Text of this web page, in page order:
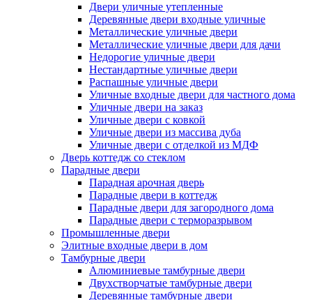
Двери уличные утепленные
Деревянные двери входные уличные
Металлические уличные двери
Металлические уличные двери для дачи
Недорогие уличные двери
Нестандартные уличные двери
Распашные уличные двери
Уличные входные двери для частного дома
Уличные двери на заказ
Уличные двери с ковкой
Уличные двери из массива дуба
Уличные двери с отделкой из МДФ
Дверь коттедж со стеклом
Парадные двери
Парадная арочная дверь
Парадные двери в коттедж
Парадные двери для загородного дома
Парадные двери с терморазрывом
Промышленные двери
Элитные входные двери в дом
Тамбурные двери
Алюминиевые тамбурные двери
Двухстворчатые тамбурные двери
Деревянные тамбурные двери